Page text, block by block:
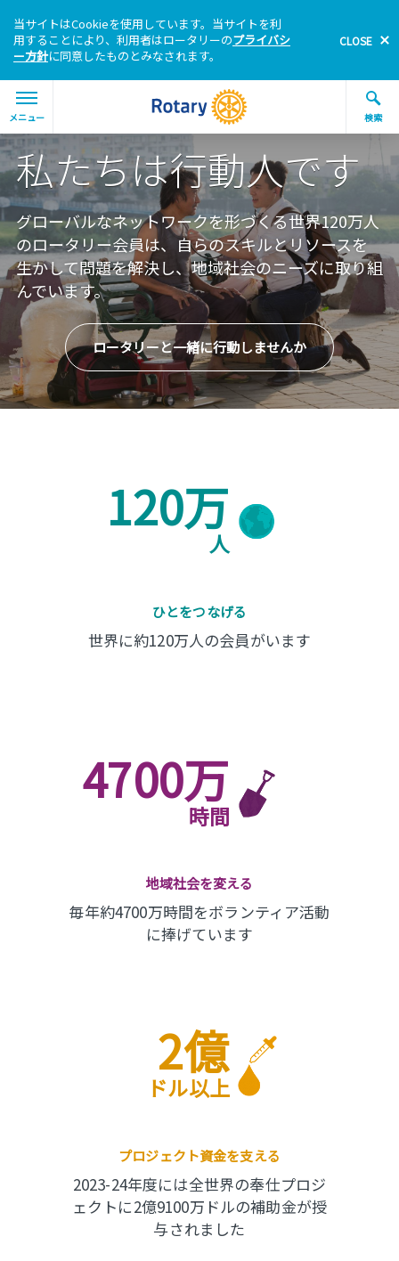
当サイトはCookieを使用しています。当サイトを利
用することにより、利用者はロータリーのプライバシ
ー方針に同意したものとみなされます。
CLOSE
Skip to main content
MAIN
メニュー 検索
Enter the terms you wish to search for.
Search Rotary.org
ロータリーとは
参加しよう
活動分野
プログラム
私たちは行動人です
グローバルなネットワークを形づくる世界120万人
のロータリー会員は、自らのスキルとリソースを
生かして問題を解決し、地域社会のニーズに取り組
んでいます。
ロータリーと一緒に行動しませんか
120万
人
ひとをつなげる
世界に約120万人の会員がいます
4700万
時間
地域社会を変える
毎年約4700万時間をボランティア活動
に捧げています
2億
ドル以上
プロジェクト資金を支える
2023-24年度には全世界の奉仕プロジ
ェクトに2億9100万ドルの補助金が授
与されました